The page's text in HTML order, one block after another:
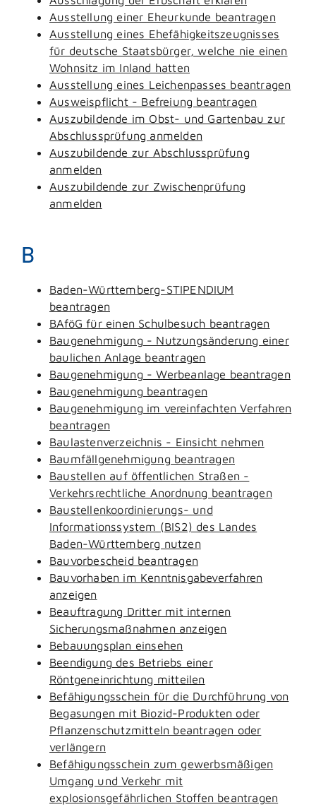
Ausstellung einer Eheurkunde beantragen
Ausstellung eines Ehefähigkeitszeugnisses
für deutsche Staatsbürger, welche nie einen
Wohnsitz im Inland hatten
Ausstellung eines Leichenpasses beantragen
Ausweispflicht - Befreiung beantragen
Auszubildende im Obst- und Gartenbau zur
Abschlussprüfung anmelden
Auszubildende zur Abschlussprüfung
anmelden
Auszubildende zur Zwischenprüfung
anmelden
B
Baden-Württemberg-STIPENDIUM
beantragen
BAföG für einen Schulbesuch beantragen
Baugenehmigung - Nutzungsänderung einer
baulichen Anlage beantragen
Baugenehmigung - Werbeanlage beantragen
Baugenehmigung beantragen
Baugenehmigung im vereinfachten Verfahren
beantragen
Baulastenverzeichnis - Einsicht nehmen
Baumfällgenehmigung beantragen
Baustellen auf öffentlichen Straßen -
Verkehrsrechtliche Anordnung beantragen
Baustellenkoordinierungs- und
Informationssystem (BIS2) des Landes
Baden-Württemberg nutzen
Bauvorbescheid beantragen
Bauvorhaben im Kenntnisgabeverfahren
anzeigen
Beauftragung Dritter mit internen
Sicherungsmaßnahmen anzeigen
Bebauungsplan einsehen
Beendigung des Betriebs einer
Röntgeneinrichtung mitteilen
Befähigungsschein für die Durchführung von
Begasungen mit Biozid-Produkten oder
Pflanzenschutzmitteln beantragen oder
verlängern
Befähigungsschein zum gewerbsmäßigen
Umgang und Verkehr mit
explosionsgefährlichen Stoffen beantragen